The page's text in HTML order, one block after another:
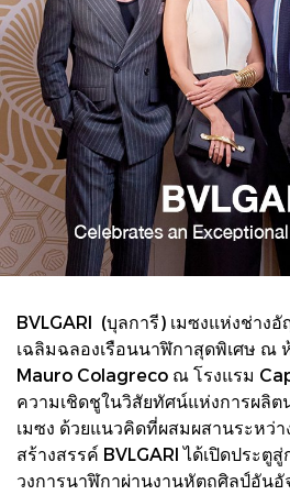
BVLGARI (บุลการี) เมซงแห่งช่าง
เฉลิมฉลองเรือนนาฬิกาสุดพิเศษ ณ
Mauro Colagreco ณ โรงแรม
ความเชิดชูในวิสัยทัศน์แห่งการผลิ
เมซง ด้วยแนวคิดที่ผสมผสานระหว่
สร้างสรรค์ BVLGARI ได้เปิดประตู
วงการนาฬิกาผ่านงานหัตถศิลป์อันอั